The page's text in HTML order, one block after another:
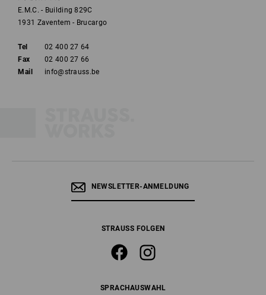
E.M.C. - Building 829C
1931 Zaventem - Brucargo
Tel
02 400 27 64
Fax
02 400 27 66
Mail
info@strauss.be
NEWSLETTER-ANMELDUNG
STRAUSS FOLGEN
SPRACHAUSWAHL